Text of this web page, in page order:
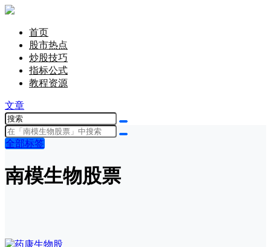
首页
股市热点
炒股技巧
指标公式
教程资源
文章
全部标签
南模生物股票